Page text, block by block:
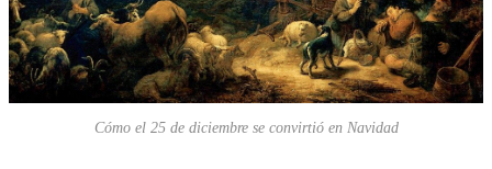
Cómo el 25 de diciembre se convirtió en Navidad